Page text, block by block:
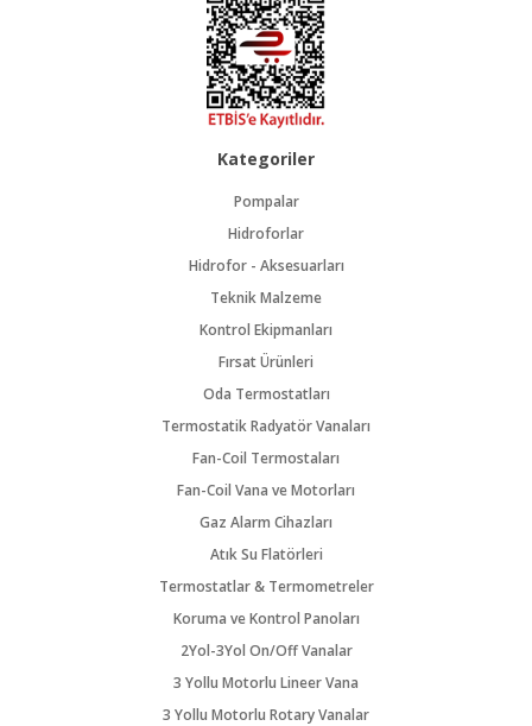
Kategoriler
Pompalar
Hidroforlar
Hidrofor - Aksesuarları
Teknik Malzeme
Kontrol Ekipmanları
Fırsat Ürünleri
Oda Termostatları
Termostatik Radyatör Vanaları
Fan-Coil Termostaları
Fan-Coil Vana ve Motorları
Gaz Alarm Cihazları
Atık Su Flatörleri
Termostatlar & Termometreler
Koruma ve Kontrol Panoları
2Yol-3Yol On/Off Vanalar
3 Yollu Motorlu Lineer Vana
3 Yollu Motorlu Rotary Vanalar